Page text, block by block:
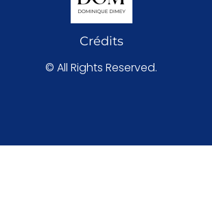
Crédits
© All Rights Reserved.